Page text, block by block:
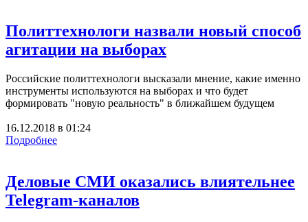
Политтехнологи назвали новый способ
агитации на выборах
Российские политтехнологи высказали мнение, какие именно
инструменты используются на выборах и что будет
формировать "новую реальность" в ближайшем будущем
16.12.2018 в 01:24
Подробнее
Деловые СМИ оказались влиятельнее
Telegram-каналов